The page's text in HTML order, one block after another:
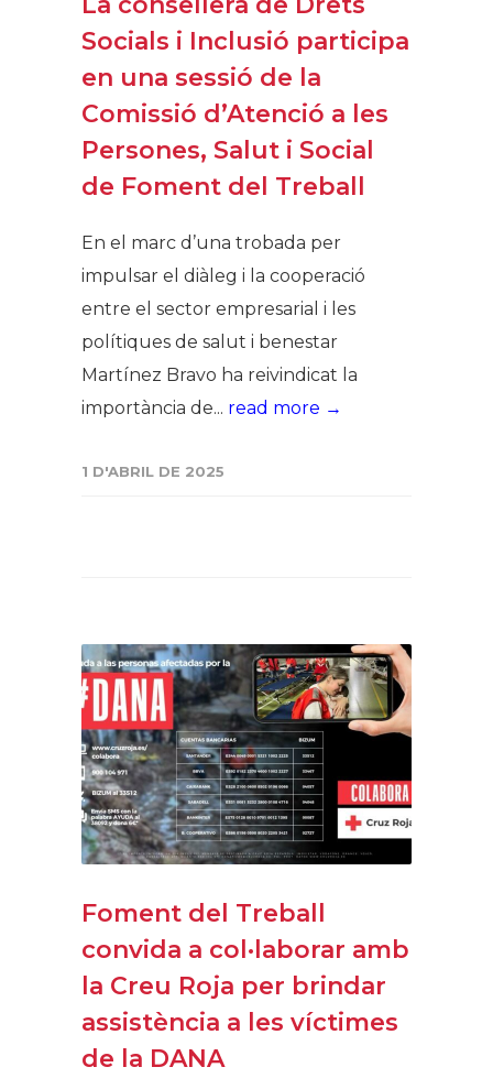
Socials i Inclusió participa
en una sessió de la
Comissió d’Atenció a les
Persones, Salut i Social
de Foment del Treball
En el marc d’una trobada per
impulsar el diàleg i la cooperació
entre el sector empresarial i les
polítiques de salut i benestar
Martínez Bravo ha reivindicat la
importància de... read more →
1 D'ABRIL DE 2025
Foment del Treball
convida a col·laborar amb
la Creu Roja per brindar
assistència a les víctimes
de la DANA